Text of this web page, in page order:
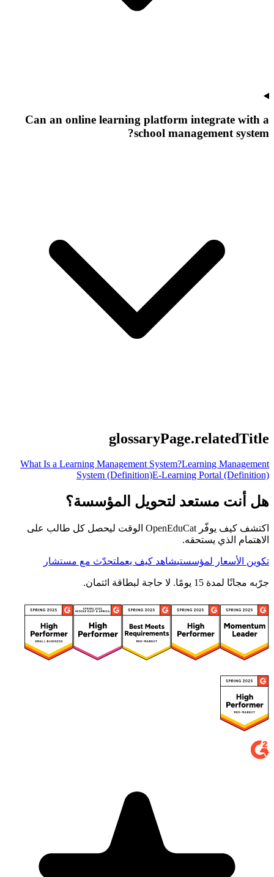
Can an online learning platform integrate with a
school management system?
glossaryPage.relatedTitle
What Is a Learning Management System?Learning Management
System (Definition)E-Learning Portal (Definition)
هل أنت مستعد لتحويل المؤسسة؟
اكتشف كيف يوفّر OpenEduCat الوقت ليحصل كل طالب على
الاهتمام الذي يستحقه.
تكوين الأسعار لمؤسستيشاهد كيف يعملتحدّث مع مستشار
جرّبه مجانًا لمدة 15 يومًا. لا حاجة لبطاقة ائتمان.